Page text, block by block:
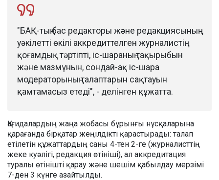
"БАҚ-тың бас редакторы және редакциясының
уәкілетті өкілі аккредиттелген журналистің
қоғамдық тәртіпті, іс-шараның тақырыбын
және мазмұнын, сондай-ақ іс-шара
модераторының талаптарын сақтауын
қамтамасыз етеді", - делінген құжатта.
Қағидалардың жаңа жобасы бұрынғы нұсқаларына
қарағанда бірқатар жеңілдікті қарастырады: талап
етілетін құжаттардың саны 4-тен 2-ге (журналисттің
жеке куәлігі, редакция өтініші), ал аккредитация
туралы өтінішті қарау және шешім қабылдау мерзімі
7-ден 3 күнге азайтылды.